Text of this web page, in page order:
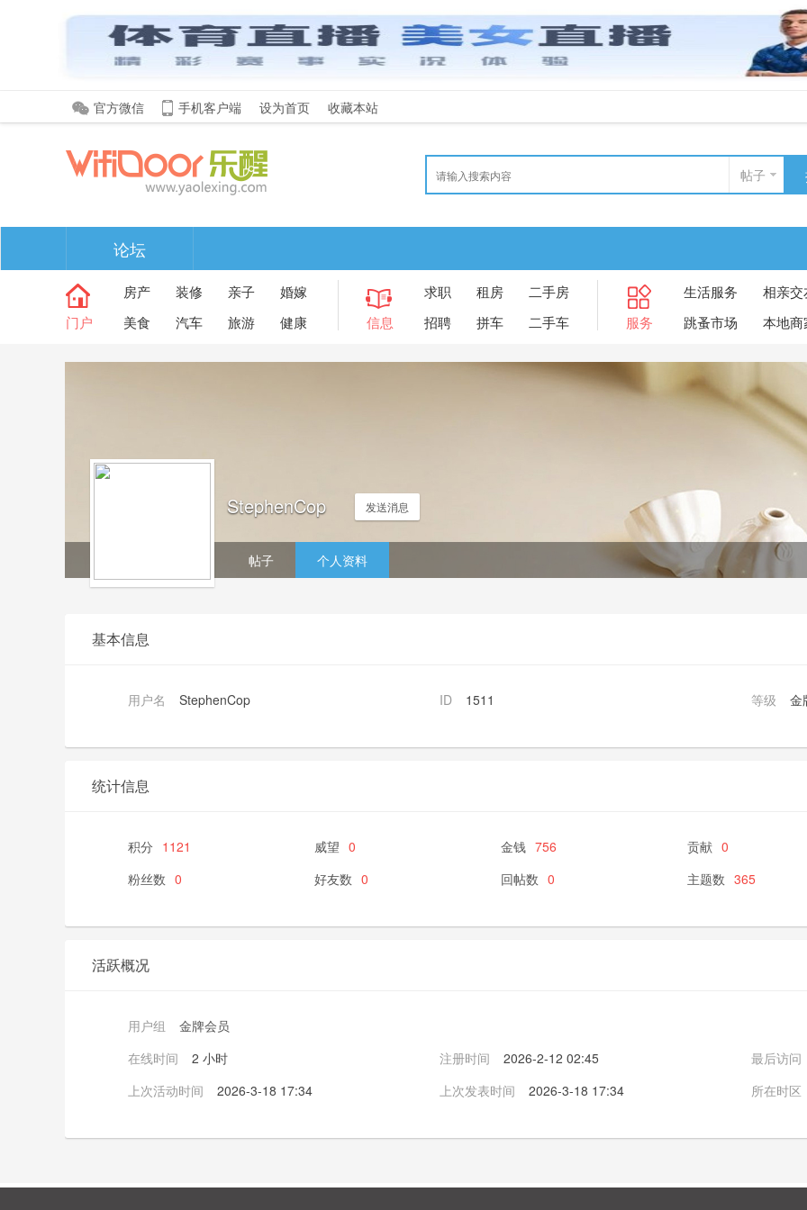
官方微信 手机客户端 设为首页 收藏本站
帖子
论坛
门户
房产 装修 亲子
婚嫁
美食
汽车 旅游 健康 信息
求职 租房
二手房
招聘
拼车 二手车 服务
生活服务
相亲交
跳蚤市场
本地商
StephenCop 发送消息
帖子 个人资料
基本信息
用户名 StephenCop ID 1511 等级 金
统计信息
积分 1121 威望 0 金钱 756 贡献 0
粉丝数 0 好友数 0 回帖数 0 主题数 365
活跃概况
用户组
金牌会员
在线时间
2 小时 注册时间 2026-2-12 02:45
最后访问
上次活动时间
2026-3-18 17:34 上次发表时间 2026-3-18 17:34 所在时区